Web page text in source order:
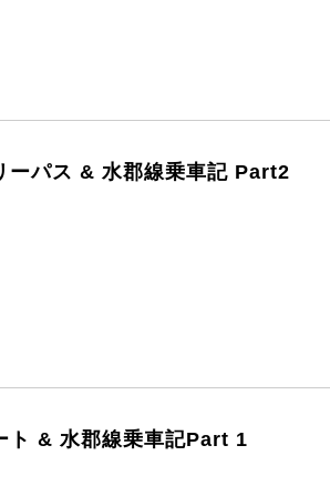
ーパス & 水郡線乗車記 Part2
ト & 水郡線乗車記Part 1